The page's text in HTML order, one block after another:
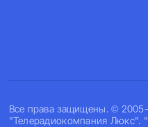
Все права защищены. ©
"Телерадиокомпания Люкс".